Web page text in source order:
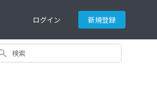
ログイン 新規登録